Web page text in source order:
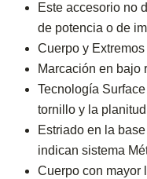
Este accesorio no
de potencia o de
Cuerpo y
Marcación en bajo
Tecnología
tornillo y la
Estriado en la
indican sistema
Cuerpo con mayor